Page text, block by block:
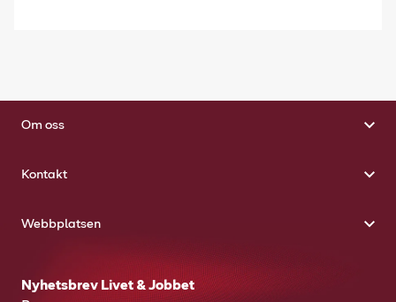
Om oss
Kontakt
Webbplatsen
Nyhetsbrev Livet & Jobbet